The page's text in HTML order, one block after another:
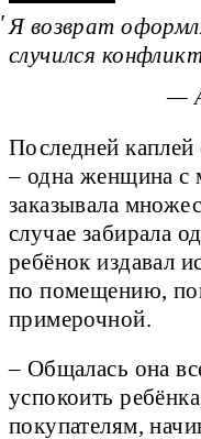
Я возврат
случился
—
Последней каплей
– одна женщина с
заказывала
случае забирала
ребёнок издавал
по помещению,
примерочной.
– Общалась она
успокоить
покупателям,